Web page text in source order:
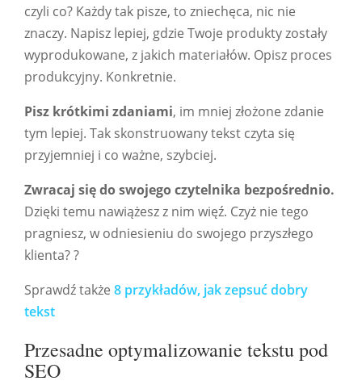
czyli co? Każdy tak pisze, to zniechęca, nic nie
znaczy. Napisz lepiej, gdzie Twoje produkty zostały
wyprodukowane, z jakich materiałów. Opisz proces
produkcyjny. Konkretnie.
Pisz krótkimi zdaniami, im mniej złożone zdanie
tym lepiej. Tak skonstruowany tekst czyta się
przyjemniej i co ważne, szybciej.
Zwracaj się do swojego czytelnika bezpośrednio.
Dzięki temu nawiążesz z nim więź. Czyż nie tego
pragniesz, w odniesieniu do swojego przyszłego
klienta? ?
Sprawdź także 8 przykładów, jak zepsuć dobry
tekst
Przesadne optymalizowanie tekstu pod
SEO